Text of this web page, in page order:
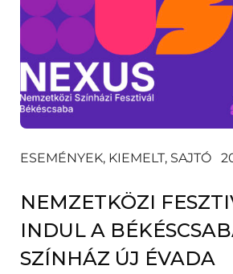
ESEMÉNYEK, KIEMELT, SAJTÓ
NEMZETKÖZI
INDUL A
SZÍNHÁZ ÚJ ÉVADA